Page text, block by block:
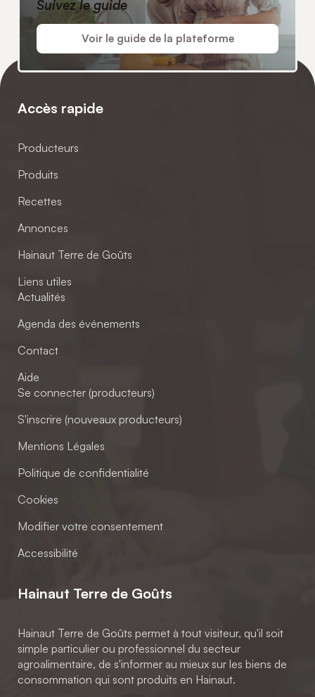
Suivez le guide
Voir le guide de la plateforme
Accès rapide
Producteurs
Produits
Recettes
Annonces
Hainaut Terre de Goûts
Liens utiles
Actualités
Agenda des événements
Contact
Aide
Se connecter (producteurs)
S'inscrire (nouveaux producteurs)
Mentions Légales
Politique de confidentialité
Cookies
Modifier votre consentement
Accessibilité
Hainaut Terre de Goûts
Hainaut Terre de Goûts permet à tout visiteur, qu'il soit
simple particulier ou professionnel du secteur
agroalimentaire, de s'informer au mieux sur les biens de
consommation qui sont produits en Hainaut.